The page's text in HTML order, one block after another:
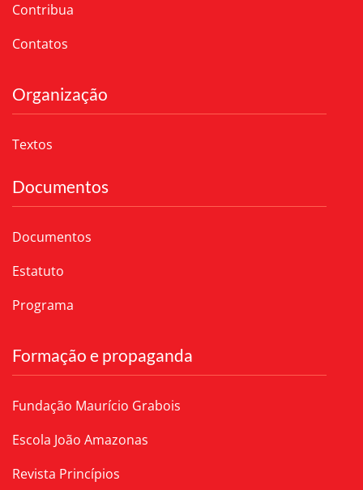
Contribua
Contatos
Organização
Textos
Documentos
Documentos
Estatuto
Programa
Formação e propaganda
Fundação Maurício Grabois
Escola João Amazonas
Revista Princípios